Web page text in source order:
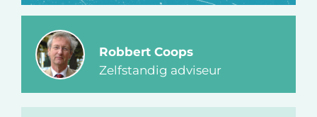
Robbert Coops
Zelfstandig adviseur